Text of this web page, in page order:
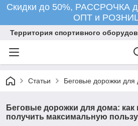
Скидки до 50%, РАССРОЧКА
ОПТ и
Территория спортивного
Статьи Беговые дорожки для
Беговые дорожки для дома: как
получить максимальную